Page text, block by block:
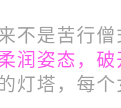
不是苦行僧
润姿态，
灯塔，每